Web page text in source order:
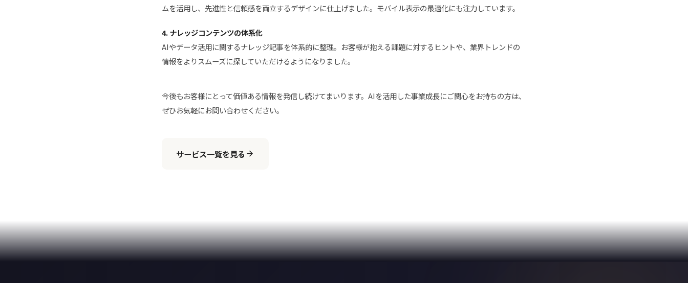
ムを活用し、先進性と信頼感を両立するデザインに仕上げました。モバイル表示の最適化にも注力しています。
4. ナレッジコンテンツの体系化
AIやデータ活用に関するナレッジ記事を体系的に整理。お客様が抱える課題に対するヒントや、業界トレンドの
情報をよりスムーズに探していただけるようになりました。
今後もお客様にとって価値ある情報を発信し続けてまいります。AIを活用した事業成長にご関心をお持ちの方は、
ぜひお気軽にお問い合わせください。
サービス一覧を見る arrow_forward